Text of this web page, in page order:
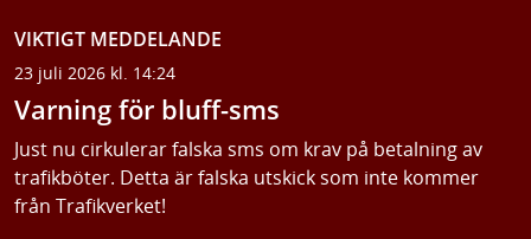
VIKTIGT MEDDELANDE
23 juli 2026 kl. 14:24
Varning för bluff-sms
Just nu cirkulerar falska sms om krav på betalning av
trafikböter. Detta är falska utskick som inte kommer
från Trafikverket!